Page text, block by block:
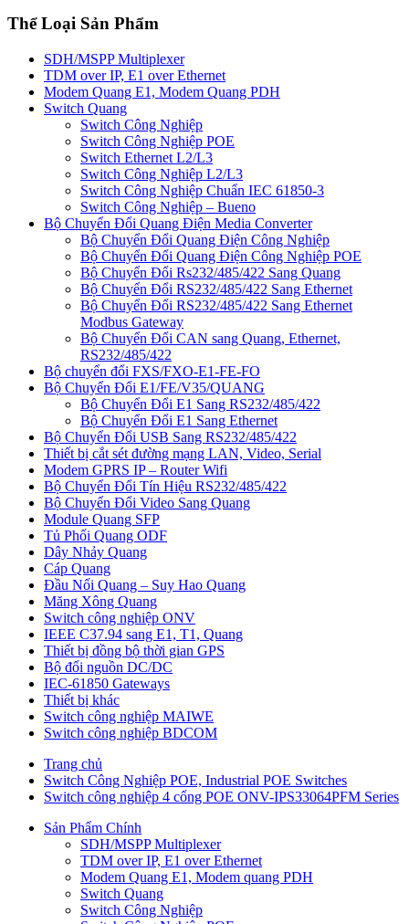
Thể Loại Sản Phẩm
SDH/MSPP Multiplexer
TDM over IP, E1 over Ethernet
Modem Quang E1, Modem Quang PDH
Switch Quang
Switch Công Nghiệp
Switch Công Nghiệp POE
Switch Ethernet L2/L3
Switch Công Nghiệp L2/L3
Switch Công Nghiệp Chuẩn IEC 61850-3
Switch Công Nghiệp – Bueno
Bộ Chuyển Đổi Quang Điện Media Converter
Bộ Chuyển Đổi Quang Điện Công Nghiệp
Bộ Chuyển Đổi Quang Điện Công Nghiệp POE
Bộ Chuyển Đổi Rs232/485/422 Sang Quang
Bộ Chuyển Đổi RS232/485/422 Sang Ethernet
Bộ Chuyển Đổi RS232/485/422 Sang Ethernet
Modbus Gateway
Bộ Chuyển Đổi CAN sang Quang, Ethernet,
RS232/485/422
Bộ chuyển đổi FXS/FXO-E1-FE-FO
Bộ Chuyển Đổi E1/FE/V35/QUANG
Bộ Chuyển Đổi E1 Sang RS232/485/422
Bộ Chuyển Đổi E1 Sang Ethernet
Bộ Chuyển Đổi USB Sang RS232/485/422
Thiết bị cắt sét đường mạng LAN, Video, Serial
Modem GPRS IP – Router Wifi
Bộ Chuyển Đổi Tín Hiệu RS232/485/422
Bộ Chuyển Đổi Video Sang Quang
Module Quang SFP
Tủ Phối Quang ODF
Dây Nhảy Quang
Cáp Quang
Đầu Nối Quang – Suy Hao Quang
Măng Xông Quang
Switch công nghiệp ONV
IEEE C37.94 sang E1, T1, Quang
Thiết bị đồng bộ thời gian GPS
Bộ đổi nguồn DC/DC
IEC-61850 Gateways
Thiết bị khác
Switch công nghiệp MAIWE
Switch công nghiệp BDCOM
Trang chủ
Switch Công Nghiệp POE, Industrial POE Switches
Switch công nghiệp 4 cổng POE ONV-IPS33064PFM Series
Sản Phẩm Chính
SDH/MSPP Multiplexer
TDM over IP, E1 over Ethernet
Modem Quang E1, Modem quang PDH
Switch Quang
Switch Công Nghiệp